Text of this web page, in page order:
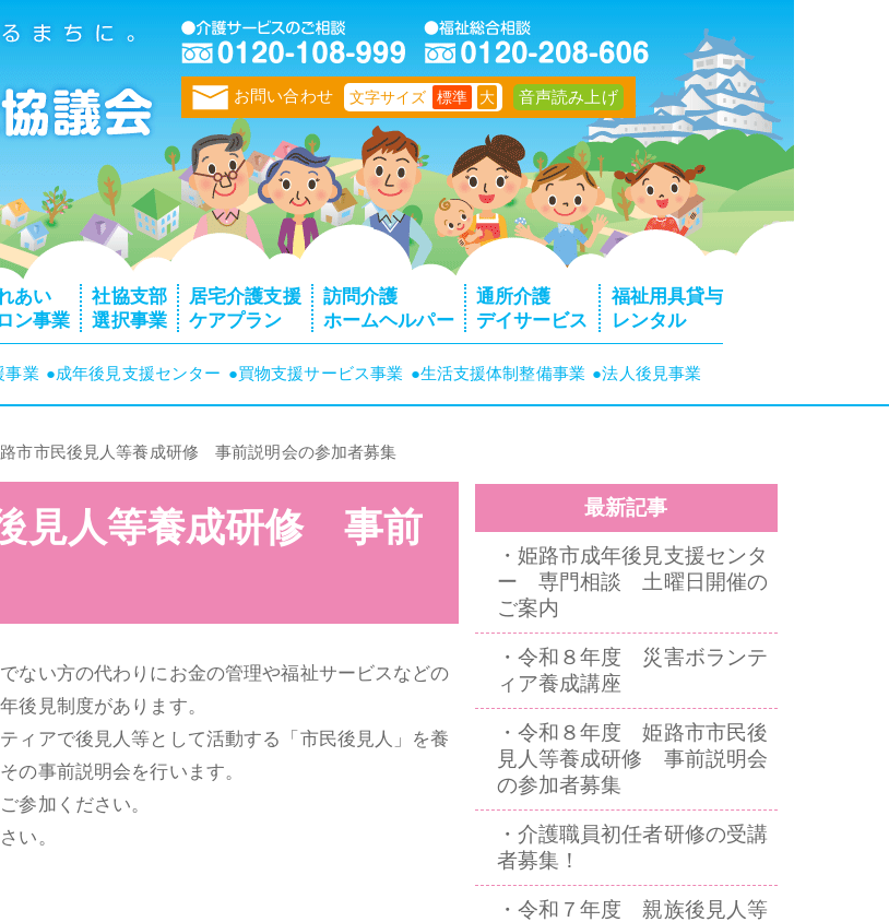
トップページ
お問い合わせ 文字サイズ 標準 大 音声読み上げ
あい
ン事業
社協支部
選択事業
居宅介護支援
ケアプラン
訪問介護
ホームヘルパー
通所介護
デイサービス
福祉用具貸与
レンタル
事業 ●成年後見支援センター ●買物支援サービス事業 ●生活支援体制整備事業 ●法人後見事業
市市民後見人等養成研修 事前説明会の参加者募集
見人等養成研修 事前
ない方の代わりにお金の管理や福祉サービスなどの
後見制度があります。
ィアで後見人等として活動する「市民後見人」を養
の事前説明会を行います。
参加ください。
い。
最新記事
・姫路市成年後見支援センタ
ー 専門相談 土曜日開催の
ご案内
・令和８年度 災害ボランテ
ィア養成講座
・令和８年度 姫路市市民後
見人等養成研修 事前説明会
の参加者募集
・介護職員初任者研修の受講
者募集！
・令和７年度 親族後見人等